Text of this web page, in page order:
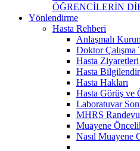
ÖĞRENCİLERİN
Yönlendirme
Hasta Rehberi
Anlaşmalı
Doktor Çalışma
Hasta Ziyaretleri
Hasta
Hasta Hakları
Hasta Görüş ve
Laboratuvar
MHRS
Muayene
Nasıl Muayene